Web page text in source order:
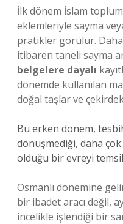
İlk dönem İslam
eklemleriyle sayma
pratikler görülür.
itibaren taneli sayma
belgelere dayalı
dönemde kullanılan
doğal taşlar ve
Bu erken dönem,
dönüşmediği, daha
olduğu bir evreyi
Osmanlı dönemine
bir ibadet aracı değil,
incelikle işlendiği bir